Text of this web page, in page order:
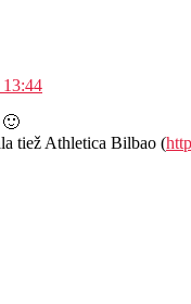
13:44
🙂
tiež Athletica Bilbao (